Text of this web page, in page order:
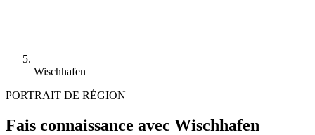
Wischhafen
PORTRAIT DE RÉGION
Fais connaissance avec Wischhafen